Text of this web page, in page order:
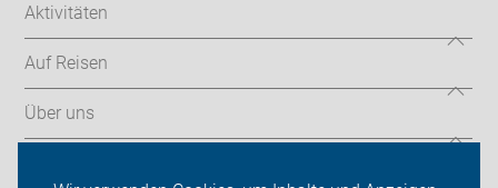
Aktivitäten
Auf Reisen
Über uns